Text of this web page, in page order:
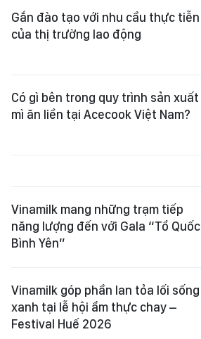
Gắn đào tạo với nhu cầu thực tiễn
của thị trường lao động
Có gì bên trong quy trình sản xuất
mì ăn liền tại Acecook Việt Nam?
Vinamilk mang những trạm tiếp
năng lượng đến với Gala “Tổ Quốc
Bình Yên”
Vinamilk góp phần lan tỏa lối sống
xanh tại lễ hội ẩm thực chay –
Festival Huế 2026